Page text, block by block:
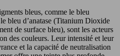
bleus, comme le bleu
bleu d’anatase (Titanium Dioxide
de surface bleu), sont les acteurs
des couleurs. Leur intensité et leur
et la capacité de neutralisation